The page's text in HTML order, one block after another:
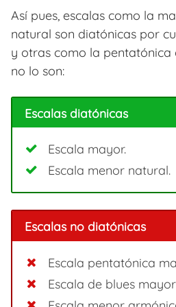
Así pues, escalas como la
natural son diatónicas por
y otras como la
no lo son:
Escalas diatónicas
Escala mayor.
Escala menor natural.
Escalas no diatónicas
Escala pentatónica
Escala de blues